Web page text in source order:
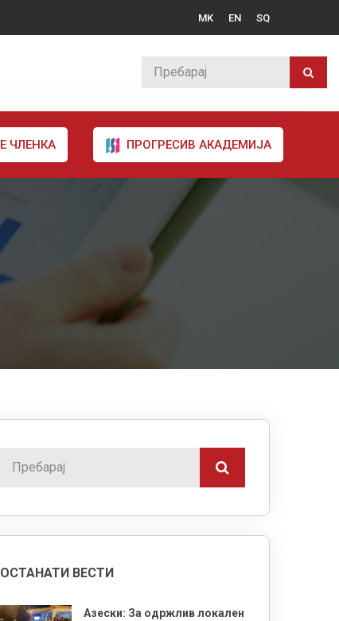
MK EN SQ
ЧЛЕНКА ПРОГРЕСИВ АКАДЕМИЈА
ОСТАНАТИ ВЕСТИ
Азески: За одржлив локален